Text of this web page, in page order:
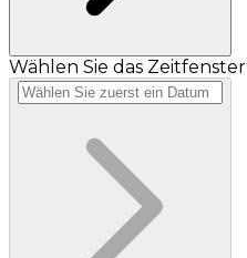
Wählen Sie das Zeitfenster